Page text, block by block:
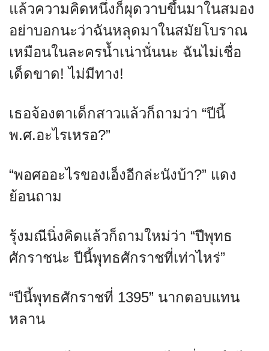
แล้วความคิดหนึ่งก็ผุดวาบขึ้นมาในสมอง
อย่าบอกนะว่าฉันหลุดมาในสมัยโบราณ
เหมือนในละครน้ำเน่านั่นนะ ฉันไม่เชื่อ
เด็ดขาด! ไม่มีทาง!
เธอจ้องตาเด็กสาวแล้วก็ถามว่า “ปีนี้
พ.ศ.อะไรเหรอ?”
“พอศออะไรของเอ็งอีกล่ะนังบ้า?” แดง
ย้อนถาม
รุ้งมณีนิ่งคิดแล้วก็ถามใหม่ว่า “ปีพุทธ
ศักราชน่ะ ปีนี้พุทธศักราชที่เท่าไหร่”
“ปีนี้พุทธศักราชที่ 1395” นากตอบแทน
หลาน